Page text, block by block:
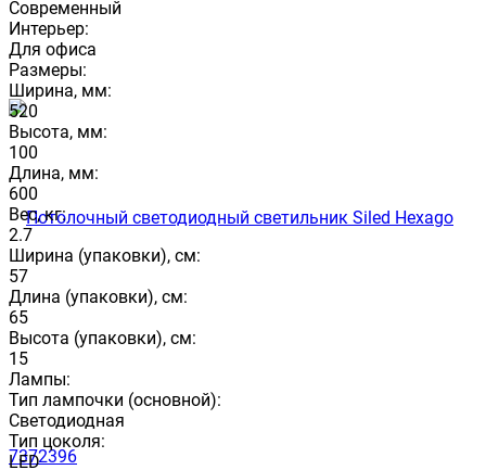
Современный
Интерьер:
Для офиса
Размеры:
Ширина, мм:
520
Высота, мм:
100
Длина, мм:
600
Вес, кг:
2.7
Ширина (упаковки), см:
57
Длина (упаковки), см:
65
Высота (упаковки), см:
15
Лампы:
Тип лампочки (основной):
Светодиодная
Тип цоколя:
LED